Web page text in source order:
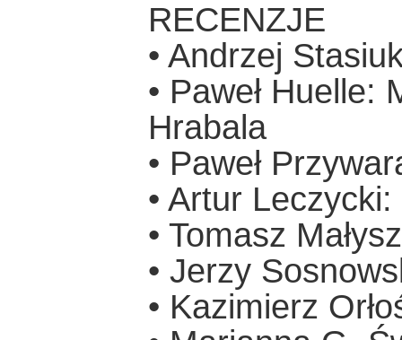
RECENZJE
• Andrzej
• Paweł
Hrabala
• Paweł
• Artur
• Tomasz
• Jerzy
• Kazimierz